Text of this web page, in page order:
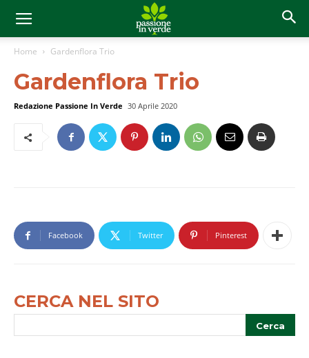
Home Gardenflora Trio
Gardenflora Trio
Redazione Passione In Verde 30 Aprile 2020
Facebook Twitter Pinterest
CERCA NEL SITO